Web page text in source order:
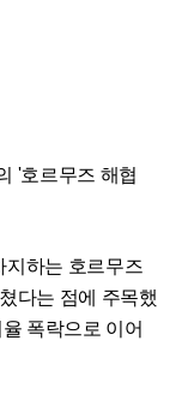
'호르무즈 해협
지하는 호르무즈
다는 점에 주목했
폭락으로 이어